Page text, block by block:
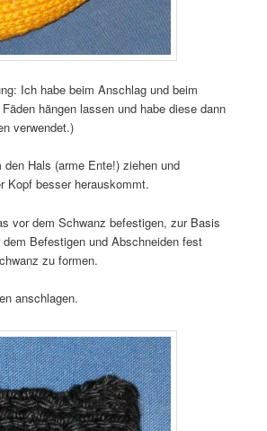
Ich habe beim Anschlag und beim
hängen lassen und habe diese dann
verwendet.)
Hals (arme Ente!) ziehen und
Kopf besser herauskommt.
vor dem Schwanz befestigen, zur Basis
Befestigen und Abschneiden fest
zu formen.
anschlagen.